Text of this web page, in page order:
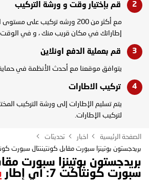
قم بإختيار وقت و ورشة التركيب
مع أكثر من 200 ورشه تركيب على
إطاراتك في مكان قريب منك ، و في الوقت
قم بعملية الدفع اونلاين
يتوافق موقعنا مع أحدث الأنظمة في حماية
تركيب الاطارات
يتم تسليم الإطارات إلى ورشة التركيب
لتركيب الإطارات.
الصفحة الرئيسية اخبار
تحديثات
بريدجستون بوتينزا سبورت مقابل كونتيننتال سبورت كونتاكت 7: أي
بريدجستون بوتينزا سبورت
سبورت كونتاكت 7: أي إطار